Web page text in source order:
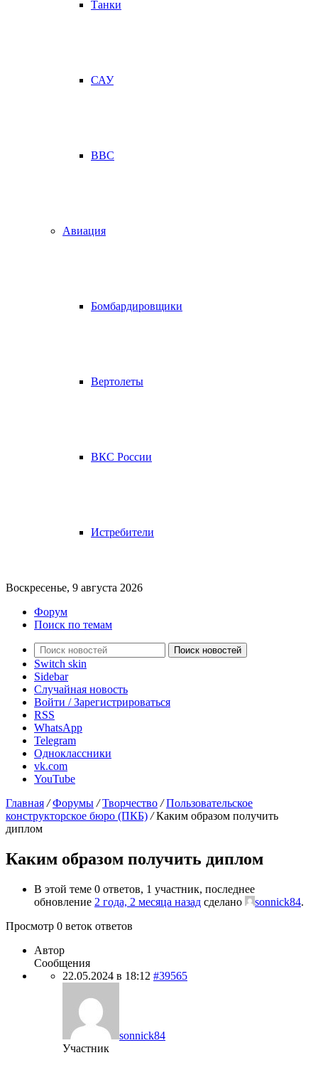
Танки
САУ
ВВС
Авиация
Бомбардировщики
Вертолеты
ВКС России
Истребители
Воскресенье, 9 августа 2026
Форум
Поиск по темам
Поиск новостей
Switch skin
Sidebar
Случайная новость
Войти / Зарегистрироваться
RSS
WhatsApp
Telegram
Одноклассники
vk.com
YouTube
Главная / Форумы / Творчество / Пользовательское
конструкторское бюро (ПКБ) / Каким образом получить
диплом
Каким образом получить диплом
В этой теме 0 ответов, 1 участник, последнее
обновление 2 года, 2 месяца назад сделано sonnick84.
Просмотр 0 веток ответов
Автор
Сообщения
22.05.2024 в 18:12 #39565
sonnick84
Участник